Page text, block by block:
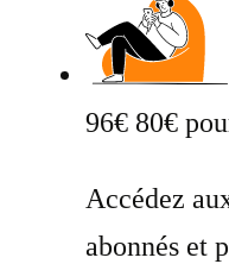
96€ 80€
Accédez
abonnés et